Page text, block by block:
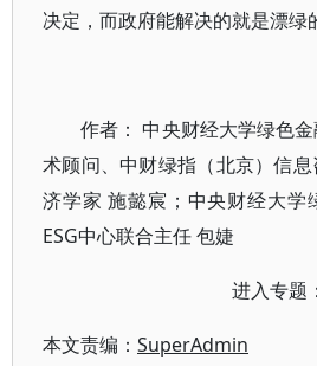
决定，而政府能解决的就是漂绿
作者： 中央财经大学绿色
术顾问、中财绿指（北京）信
济学家 施懿宸；中央财经大学
ESG中心联合主任 包婕
进入专题
本文责编： SuperAdmin